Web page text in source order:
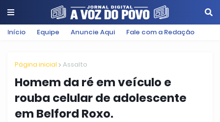
Início Equipe Anuncie Aqui Fale com a Redação
Página inicial Assalto
Homem da ré em veículo e
rouba celular de adolescente
em Belford Roxo.